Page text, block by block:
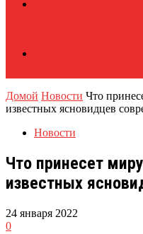
Домой Новости Что
известных ясновидцев
Новости
Что принесет
известных
24 января 2022
0